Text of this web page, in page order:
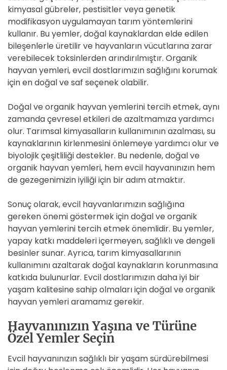
kimyasal gübreler, pestisitler veya genetik
modifikasyon uygulamayan tarım yöntemlerini
kullanır. Bu yemler, doğal kaynaklardan elde edilen
bileşenlerle üretilir ve hayvanların vücutlarına zarar
verebilecek toksinlerden arındırılmıştır. Organik
hayvan yemleri, evcil dostlarımızın sağlığını korumak
için en doğal ve saf seçenek olabilir.
Doğal ve organik hayvan yemlerini tercih etmek, aynı
zamanda çevresel etkileri de azaltmamıza yardımcı
olur. Tarımsal kimyasalların kullanımının azalması, su
kaynaklarının kirlenmesini önlemeye yardımcı olur ve
biyolojik çeşitliliği destekler. Bu nedenle, doğal ve
organik hayvan yemleri, hem evcil hayvanınızın hem
de gezegenimizin iyiliği için bir adım atmaktır.
Sonuç olarak, evcil hayvanlarımızın sağlığına
gereken önemi göstermek için doğal ve organik
hayvan yemlerini tercih etmek önemlidir. Bu yemler,
yapay katkı maddeleri içermeyen, sağlıklı ve dengeli
besinler sunar. Ayrıca, tarım kimyasallarının
kullanımını azaltarak doğal kaynakların korunmasına
katkıda bulunurlar. Evcil dostlarımızın daha iyi bir
yaşam kalitesine sahip olmaları için doğal ve organik
hayvan yemleri aramamız gerekir.
Hayvanınızın Yaşına ve Türüne
Özel Yemler Seçin
Evcil hayvanınızın sağlıklı bir yaşam sürdürebilmesi